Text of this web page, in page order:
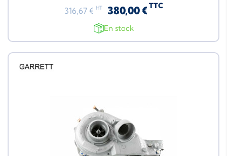
316,67 € HT 380,00 € TTC
En stock